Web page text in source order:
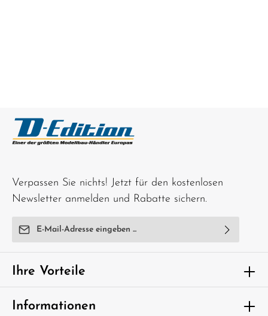
Verpassen Sie nichts! Jetzt für den kostenlosen
Newsletter anmelden und Rabatte sichern.
E-Mail-Adresse*
Ich habe dieDatenschutzbestimmungenzur Kenntnis
genommen und die
einverstanden.
Um weiterzugehen, geben Sie die oben
Ihre Vorteile
Informationen